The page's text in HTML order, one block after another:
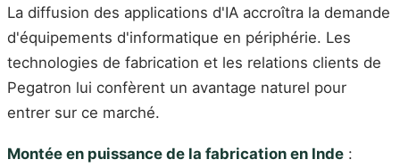
La diffusion des applications d'IA accroîtra la demande
d'équipements d'informatique en périphérie. Les
technologies de fabrication et les relations clients de
Pegatron lui confèrent un avantage naturel pour
entrer sur ce marché.
Montée en puissance de la fabrication en Inde :